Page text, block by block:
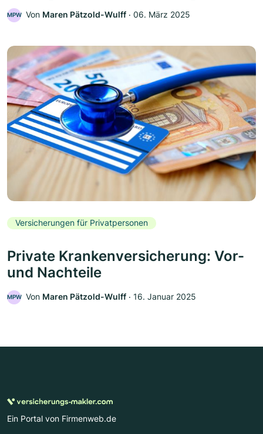
MPW Von Maren Pätzold-Wulff ‧ 06. März 2025
Versicherungen für Privatpersonen
Private Krankenversicherung: Vor-
und Nachteile
MPW Von Maren Pätzold-Wulff ‧ 16. Januar 2025
Ein Portal von Firmenweb.de